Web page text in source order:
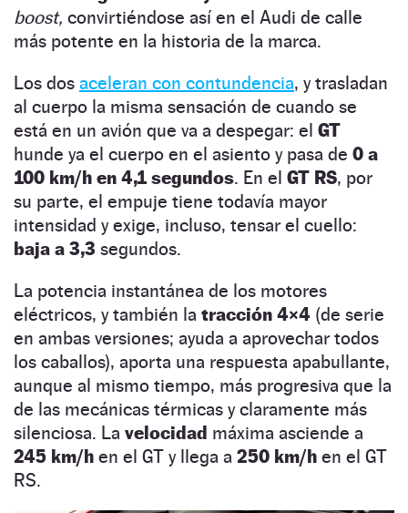
boost, convirtiéndose así en el Audi de calle
más potente en la historia de la marca.
Los dos aceleran con contundencia, y trasladan
al cuerpo la misma sensación de cuando se
está en un avión que va a despegar: el GT
hunde ya el cuerpo en el asiento y pasa de 0 a
100 km/h en 4,1 segundos. En el GT RS, por
su parte, el empuje tiene todavía mayor
intensidad y exige, incluso, tensar el cuello:
baja a 3,3 segundos.
La potencia instantánea de los motores
eléctricos, y también la tracción 4×4 (de serie
en ambas versiones; ayuda a aprovechar todos
los caballos), aporta una respuesta apabullante,
aunque al mismo tiempo, más progresiva que la
de las mecánicas térmicas y claramente más
silenciosa. La velocidad máxima asciende a
245 km/h en el GT y llega a 250 km/h en el GT
RS.